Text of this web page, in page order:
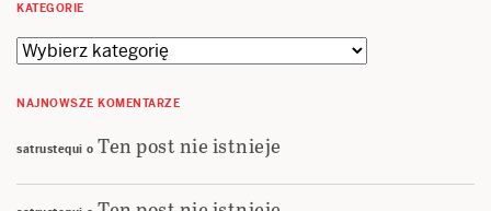
KATEGORIE
Kategorie
NAJNOWSZE KOMENTARZE
satrustequi o Ten post nie istnieje